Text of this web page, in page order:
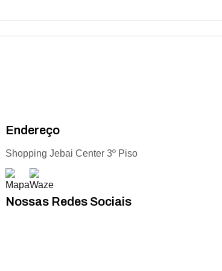
Endereço
Shopping Jebai Center 3º Piso
Nossas Redes Sociais